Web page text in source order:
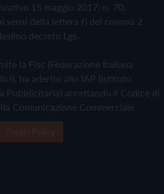
15 maggio 2017, n. 70.
sensi della lettera f) del comma 2
decreto Lgs.
la Fisc (Federazione Italiana
ha aderito allo IAP (Istituto
Pubblicitaria) accettando il Codice di
Comunicazione Commerciale